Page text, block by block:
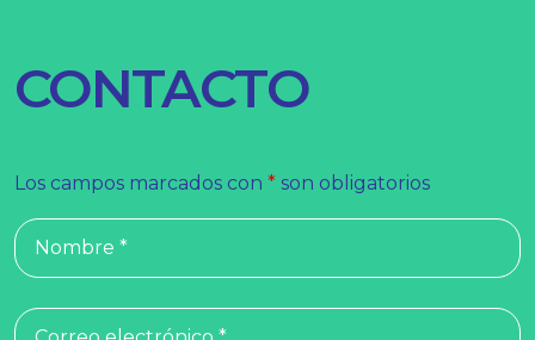
CONTACTO
Los campos marcados con * son obligatorios